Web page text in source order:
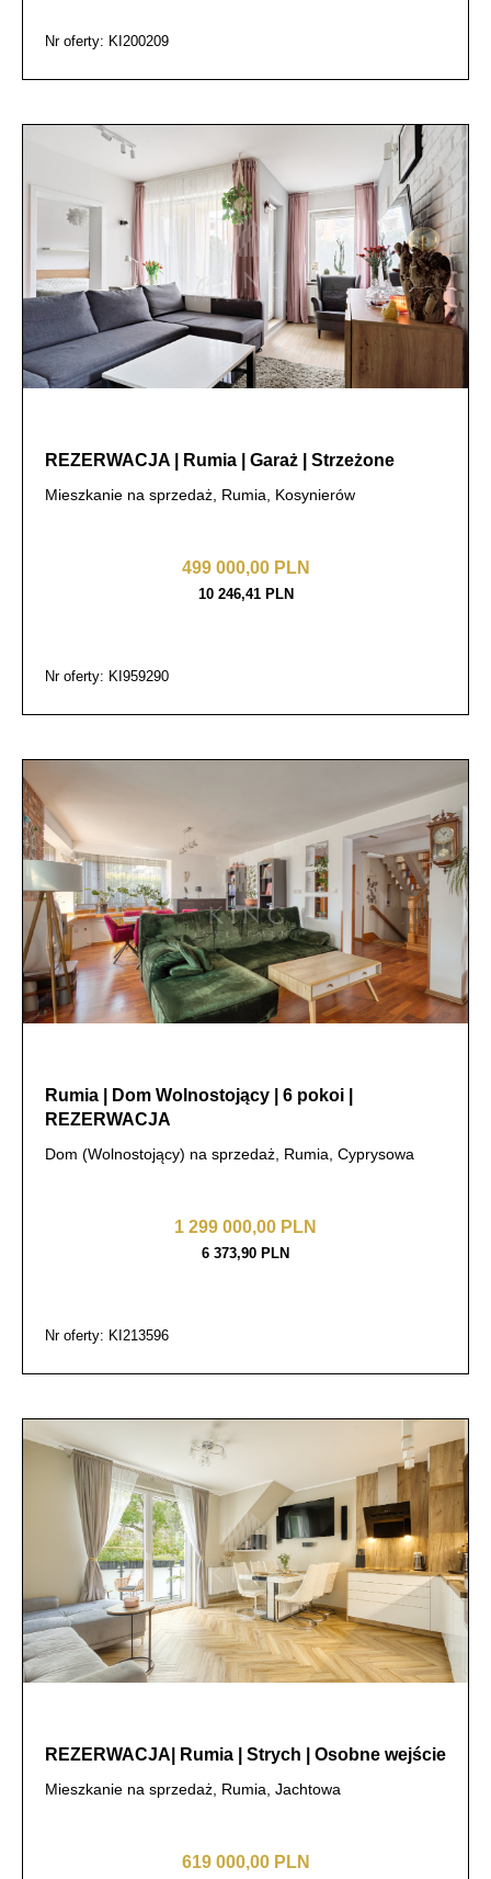
Nr oferty: KI200209
REZERWACJA | Rumia | Garaż | Strzeżone
Mieszkanie na sprzedaż, Rumia, Kosynierów
499 000,00 PLN
10 246,41 PLN
Nr oferty: KI959290
Rumia | Dom Wolnostojący | 6 pokoi |
REZERWACJA
Dom (Wolnostojący) na sprzedaż, Rumia, Cyprysowa
1 299 000,00 PLN
6 373,90 PLN
Nr oferty: KI213596
REZERWACJA| Rumia | Strych | Osobne wejście
Mieszkanie na sprzedaż, Rumia, Jachtowa
619 000,00 PLN